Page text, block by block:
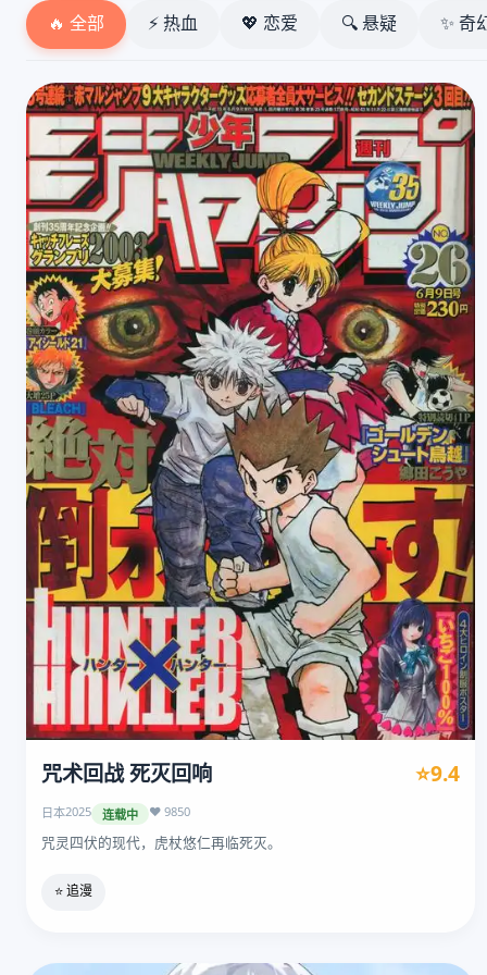
🔥 全部 ⚡ 热血 💖 恋爱 🔍 悬疑 ✨ 奇
咒术回战 死灭回响 ⭐9.4
日本2025 连载中 ❤️ 9850
咒灵四伏的现代，虎杖悠仁再临死灭。
⭐ 追漫